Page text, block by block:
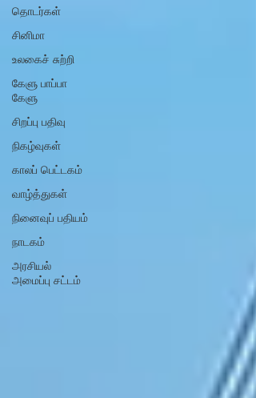
தொடர்கள்
சினிமா
உலகைச் சுற்றி
கேளு பாப்பா
கேளு
சிறப்பு பதிவு
நிகழ்வுகள்
காலப் பெட்டகம்
வாழ்த்துகள்
நினைவுப் பதியம்
நாடகம்
அரசியல்
அமைப்பு சட்டம்